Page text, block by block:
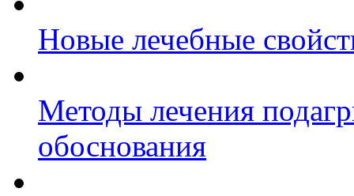
Новые лечебные
Методы лечения
обоснования